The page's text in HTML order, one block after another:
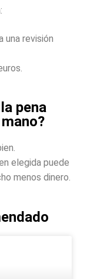
una revisión
pena
elegida puede
menos dinero.